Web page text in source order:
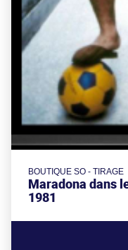
BOUTIQUE SO - TIRAGE
Maradona dans
1981